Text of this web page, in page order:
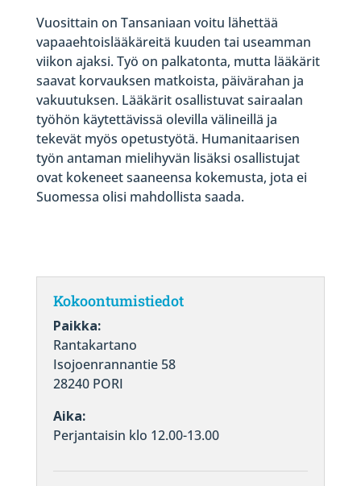
Vuosittain on Tansaniaan voitu lähettää
vapaaehtoislääkäreitä kuuden tai useamman
viikon ajaksi. Työ on palkatonta, mutta lääkärit
saavat korvauksen matkoista, päivärahan ja
vakuutuksen. Lääkärit osallistuvat sairaalan
työhön käytettävissä olevilla välineillä ja
tekevät myös opetustyötä. Humanitaarisen
työn antaman mielihyvän lisäksi osallistujat
ovat kokeneet saaneensa kokemusta, jota ei
Suomessa olisi mahdollista saada.
Kokoontumistiedot
Paikka:
Rantakartano
Isojoenrannantie 58
28240 PORI
Aika:
Perjantaisin klo 12.00-13.00